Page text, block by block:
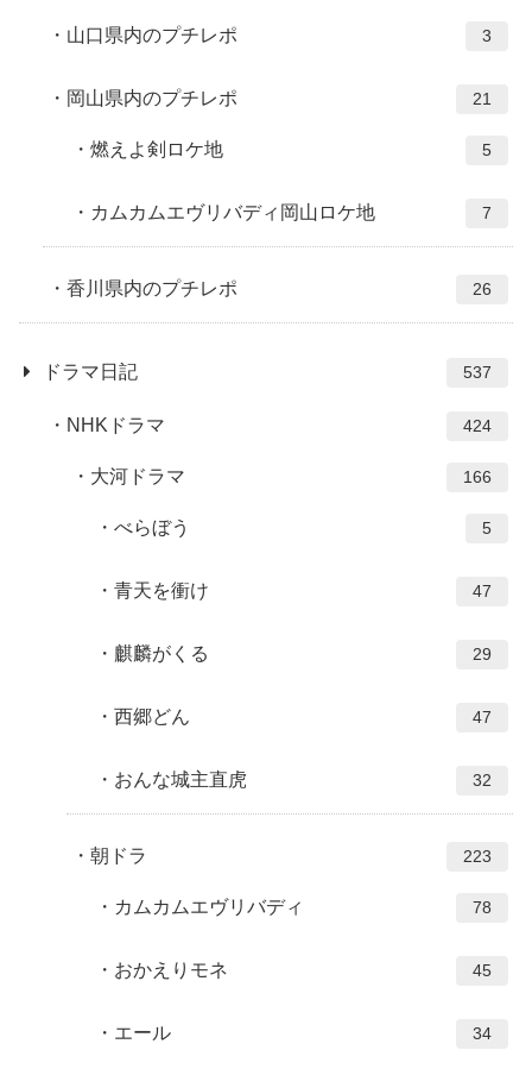
山口県内のプチレポ 3
岡山県内のプチレポ 21
燃えよ剣ロケ地 5
カムカムエヴリバディ岡山ロケ地 7
香川県内のプチレポ 26
ドラマ日記 537
NHKドラマ 424
大河ドラマ 166
べらぼう 5
青天を衝け 47
麒麟がくる 29
西郷どん 47
おんな城主直虎 32
朝ドラ 223
カムカムエヴリバディ 78
おかえりモネ 45
エール 34